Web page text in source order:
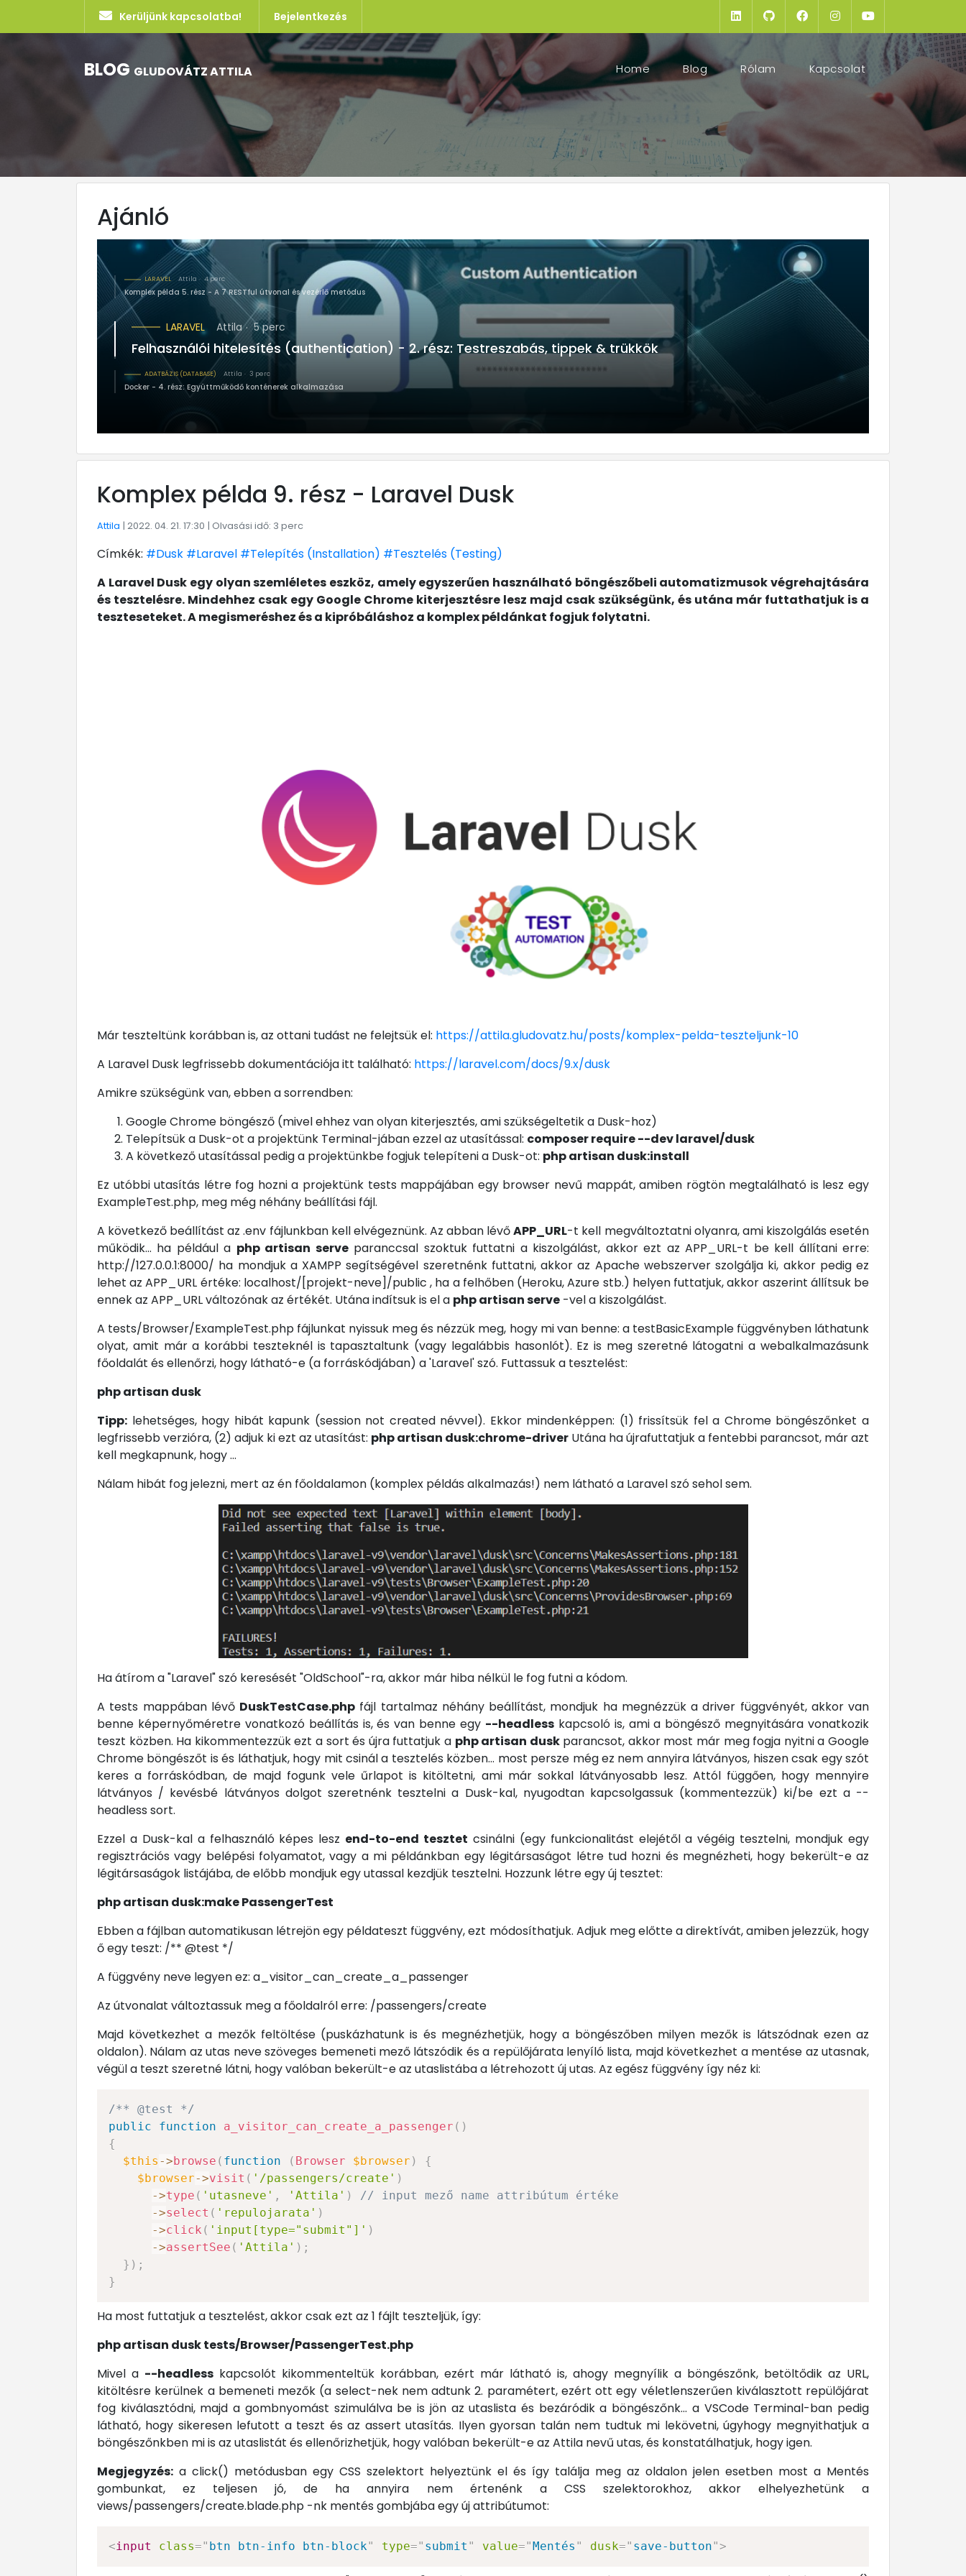
Kerüljünk kapcsolatba! Bejelentkezés
BLOG GLUDOVÁTZ ATTILA Home(current)
Blog Rólam Kapcsolat
Ajánló
LARAVEL Attila 4 perc
Komplex példa 5. rész - A 7 RESTful útvonal és vezérlő metódus
LARAVEL Attila 5 perc
Felhasználói hitelesítés (authentication) - 2. rész: Testreszabás, tippek & trükkök
ADATBÁZIS (DATABASE)
Docker - 4. rész: Együttműködő konténerek alkalmazása
Komplex példa 9. rész - Laravel Dusk
Attila | 2022. 04. 21. 17:30 | Olvasási idő: 3 perc
Címkék: #Dusk #Laravel #Telepítés (Installation) #Tesztelés (Testing)
A Laravel Dusk egy olyan szemléletes eszköz, amely egyszerűen használható böngészőbeli automatizmusok végrehajtására
és tesztelésre. Mindehhez csak egy Google Chrome kiterjesztésre lesz majd csak szükségünk, és utána már futtathatjuk is a
teszteseteket. A megismeréshez és a kipróbáláshoz a komplex példánkat fogjuk folytatni.
Már teszteltünk korábban is, az ottani tudást ne felejtsük el: https://attila.gludovatz.hu/posts/komplex-pelda-teszteljunk-10
A Laravel Dusk legfrissebb dokumentációja itt található: https://laravel.com/docs/9.x/dusk
Amikre szükségünk van, ebben a sorrendben:
Google Chrome böngésző (mivel ehhez van olyan kiterjesztés, ami szükségeltetik a Dusk-hoz)
Telepítsük a Dusk-ot a projektünk Terminal-jában ezzel az utasítással: composer require --dev laravel/dusk
A következő utasítással pedig a projektünkbe fogjuk telepíteni a Dusk-ot: php artisan dusk:install
Ez utóbbi utasítás létre fog hozni a projektünk tests mappájában egy browser nevű mappát, amiben rögtön megtalálható is lesz egy
ExampleTest.php, meg még néhány beállítási fájl.
A következő beállítást az .env fájlunkban kell elvégeznünk. Az abban lévőAPP_URL-t kell megváltoztatni olyanra, ami kiszolgálás esetén
működik... ha például a php artisan serveparanccsal szoktuk futtatni a kiszolgálást, akkor ezt az APP_URL-t be kell állítani erre:
http://127.0.0.1:8000/ ha mondjuk a XAMPP segítségével szeretnénk futtatni, akkor az Apache webszerver szolgálja ki, akkor pedig ez
lehet az APP_URL értéke: localhost/[projekt-neve]/public , ha a felhőben (Heroku, Azure stb.) helyen futtatjuk, akkor aszerint állítsuk be
ennek az APP_URL változónak az értékét. Utána indítsuk is el a php artisan serve -vel a kiszolgálást.
A tests/Browser/ExampleTest.php fájlunkat nyissuk meg és nézzük meg, hogy mi van benne: a testBasicExample függvényben láthatunk
olyat, amit már a korábbi teszteknél is tapasztaltunk (vagy legalábbis hasonlót). Ez is meg szeretné látogatni a webalkalmazásunk
főoldalát és ellenőrzi, hogy látható-e (a forráskódjában) a 'Laravel' szó. Futtassuk a tesztelést:
php artisan dusk
Tipp: lehetséges, hogy hibát kapunk (session not created névvel). Ekkor mindenképpen: (1) frissítsük fel a Chrome böngészőnket a
legfrissebb verzióra, (2) adjuk ki ezt az utasítást: php artisan dusk:chrome-driver Utána ha újrafuttatjuk a fentebbi parancsot, már azt
kell megkapnunk, hogy ...
Nálam hibát fog jelezni, mert az én főoldalamon (komplex példás alkalmazás!) nem látható a Laravel szó sehol sem.
Ha átírom a "Laravel" szó keresését "OldSchool"-ra, akkor már hiba nélkül le fog futni a kódom.
A tests mappában lévő DuskTestCase.php fájl tartalmaz néhány beállítást, mondjuk ha megnézzük a driver függvényét, akkor van
benne képernyőméretre vonatkozó beállítás is, és van benne egy --headlesskapcsoló is, ami a böngésző megnyitására vonatkozik
teszt közben. Ha kikommentezzük ezt a sort és újra futtatjuk a php artisan duskparancsot, akkor most már meg fogja nyitni a Google
Chrome böngészőt is és láthatjuk, hogy mit csinál a tesztelés közben... most persze még ez nem annyira látványos, hiszen csak egy szót
keres a forráskódban, de majd fogunk vele űrlapot is kitöltetni, ami már sokkal látványosabb lesz. Attól függően, hogy mennyire
látványos / kevésbé látványos dolgot szeretnénk tesztelni a Dusk-kal, nyugodtan kapcsolgassuk (kommentezzük) ki/be ezt a --
headless sort.
Ezzel a Dusk-kal a felhasználó képes lesz end-to-end tesztet csinálni (egy funkcionalitást elejétől a végéig tesztelni, mondjuk egy
regisztrációs vagy belépési folyamatot, vagy a mi példánkban egy légitársaságot létre tud hozni és megnézheti, hogy bekerült-e az
légitársaságok listájába, de előbb mondjuk egy utassal kezdjük tesztelni. Hozzunk létre egy új tesztet:
php artisan dusk:make PassengerTest
Ebben a fájlban automatikusan létrejön egy példateszt függvény, ezt módosíthatjuk. Adjuk meg előtte a direktívát, amiben jelezzük, hogy
ő egy teszt: /** @test */
A függvény neve legyen ez: a_visitor_can_create_a_passenger
Az útvonalat változtassuk meg a főoldalról erre: /passengers/create
Majd következhet a mezők feltöltése (puskázhatunk is és megnézhetjük, hogy a böngészőben milyen mezők is látszódnak ezen az
oldalon). Nálam az utas neve szöveges bemeneti mező látszódik és a repülőjárata lenyíló lista, majd következhet a mentése az utasnak,
végül a teszt szeretné látni, hogy valóban bekerült-e az utaslistába a létrehozott új utas. Az egész függvény így néz ki:
/** @test */
public
function a_visitor_can_create_a_passenger ( )
{
$this ->browse ( function ( Browser $browser )
{
$browser->visit ( '/passengers/create' )
->type ( 'utasneve' , 'Attila' )
// input mező name attribútum értéke
->select ( 'repulojarata' )
->click ( 'input[type="submit"]' )
->assertSee ( 'Attila' ) ;
} ) ;
}
Ha most futtatjuk a tesztelést, akkor csak ezt az 1 fájlt teszteljük, így:
php artisan dusk tests/Browser/PassengerTest.php
Mivel a --headless kapcsolót kikommenteltük korábban, ezért már látható is, ahogy megnyílik a böngészőnk, betöltődik az URL,
kitöltésre kerülnek a bemeneti mezők (a select-nek nem adtunk 2. paramétert, ezért ott egy véletlenszerűen kiválasztott repülőjárat
fog kiválasztódni, majd a gombnyomást szimulálva be is jön az utaslista és bezáródik a böngészőnk... a VSCode Terminal-ban pedig
látható, hogy sikeresen lefutott a teszt és az assert utasítás. Ilyen gyorsan talán nem tudtuk mi lekövetni, úgyhogy megnyithatjuk a
böngészőnkben mi is az utaslistát és ellenőrizhetjük, hogy valóban bekerült-e az Attila nevű utas, és konstatálhatjuk, hogy igen.
Megjegyzés: a click() metódusban egy CSS szelektort helyeztünk el és így találja meg az oldalon jelen esetben most a Mentés
gombunkat, ez teljesen jó, de ha annyira nem értenénk a CSS szelektorokhoz, akkor elhelyezhetünk a
views/passengers/create.blade.php -nk mentés gombjába egy új attribútumot:
<input class=" btn btn-info btn-block" type=" submit " value="Mentés " dusk=" save-button">